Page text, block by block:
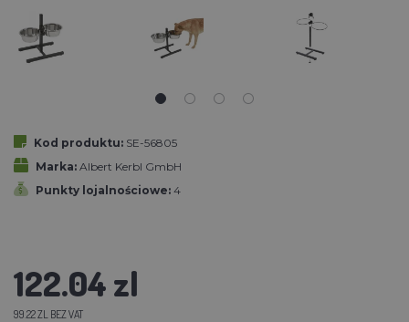
Kod produktu: SE-56805
Marka: Albert Kerbl GmbH
Punkty lojalnościowe: 4
122.04 zl
99.22 ZL BEZ VAT